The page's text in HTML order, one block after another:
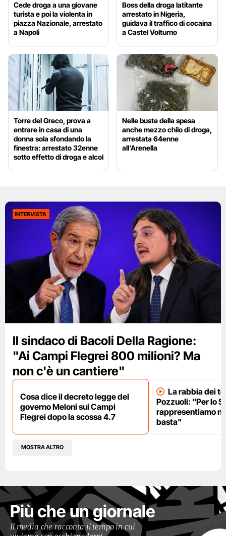
Cede droga a una giovane
turista e poi la violenta in
piazza Nazionale, arrestato
a Napoli
Boss della droga latitante
arrestato in Nigeria,
guidava il traffico di cocaina
a Castel Volturno
Torre del Greco, prova a
entrare in casa di una
donna sola sfondando la
finestra: arrestato 32enne
sotto effetto di droga e alcol
Nelle buste della spesa
anche mezzo chilo di droga,
arrestata 64enne
all’Arenella
INTERVISTA
Il sindaco di Bacoli Della Ragione:
"Ai Campi Flegrei 800 milioni? Ma
non c'è un cantiere"
Cosa dice il decreto legge del
governo Meloni sui Campi
Flegrei dopo la scossa 4.7
La rabbia dei
Pozzuoli: "Per lo
rappresentiamo
basta"
MOSTRA ALTRO
Più che un giornale
Il media che racconta il tempo in cui